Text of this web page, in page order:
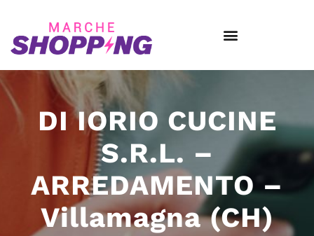
DI IORIO CUCINE
S.R.L. –
ARREDAMENTO –
Villamagna (CH)